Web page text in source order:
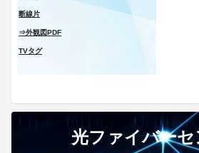
断線片
⇒外観図PDF
TVタグ
光ファイバー